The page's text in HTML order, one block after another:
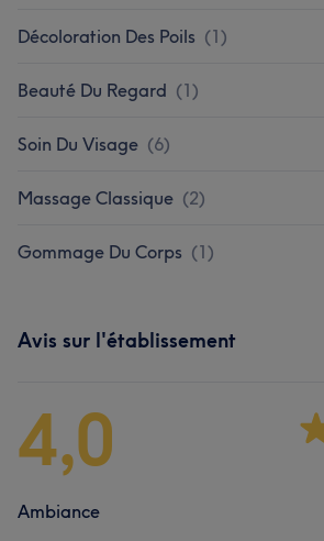
Décoloration Des Poils (1)
Beauté Du Regard (1)
Soin Du Visage (6)
Massage Classique (2)
Gommage Du Corps (1)
Avis sur l'établissement
4,0
Ambiance